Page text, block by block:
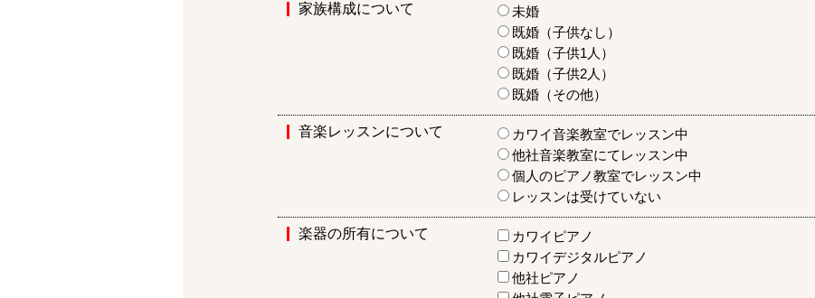
家族構成について
未婚
既婚（子供なし）
既婚（子供1人）
既婚（子供2人）
既婚（その他）
音楽レッスンについて
カワイ音楽教室でレッスン中
他社音楽教室にてレッスン中
個人のピアノ教室でレッスン中
レッスンは受けていない
楽器の所有について
カワイピアノ
カワイデジタルピアノ
他社ピアノ